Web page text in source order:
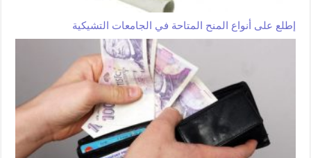
إطلع على أنواع المنح المتاحة في الجامعات التشيكية